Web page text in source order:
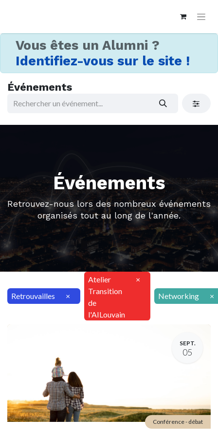
Vous êtes un Alumni ?
Identifiez-vous sur le site !
Événements
Événements
Retrouvez-nous lors des nombreux événements
organisés tout au long de l'année.
Retrouvailles ×
Atelier
Transition
de
l'AILouvain
×
Networking
×
SEPT.
05
Conférence - débat